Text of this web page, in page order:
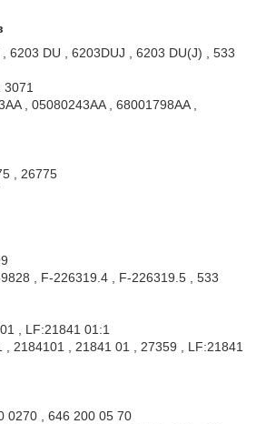
, 6203 DU , 6203DUJ , 6203 DU(J) , 533
3071
, 05080243AA , 68001798AA ,
, 26775
, F-226319.4 , F-226319.5 , 533
, LF:21841 01:1
, 2184101 , 21841 01 , 27359 , LF:21841
0270 , 646 200 05 70